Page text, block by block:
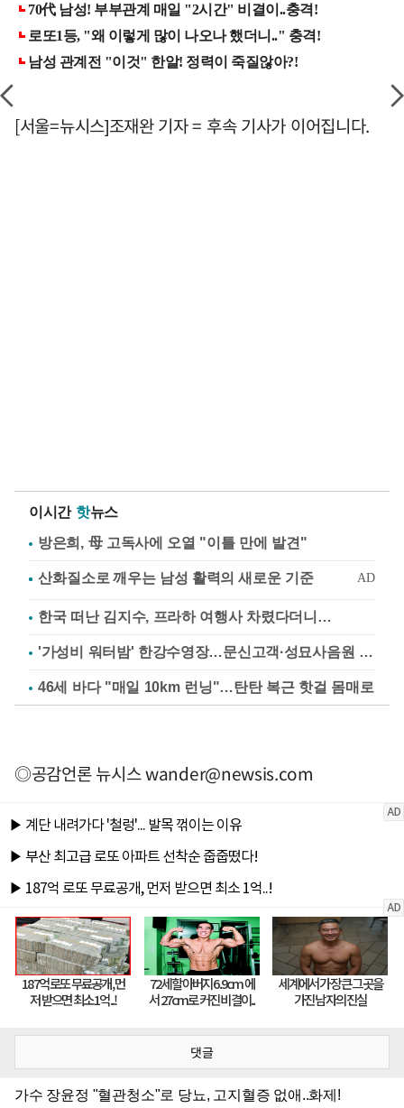
[서울=뉴시스]조재완 기자 = 후속 기사가 이어집니다.
이시간 핫뉴스
방은희, 母 고독사에 오열 "이틀 만에 발견"
한국 떠난 김지수, 프라하 여행사 차렸다더니…
'가성비 워터밤' 한강수영장…문신고객·성묘사음원 민원
46세 바다 "매일 10km 런닝"…탄탄 복근 핫걸 몸매로
◎공감언론 뉴시스wander@newsis.com
댓글